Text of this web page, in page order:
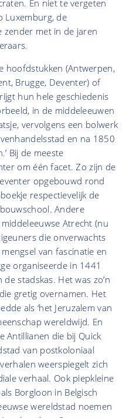
En niet te vergeten
Luxemburg, de
zender met in de jaren
hoofdstukken (Antwerpen,
Brugge, Deventer) of
hun hele geschiedenis
in de middeleeuwen
vervolgens een bolwerk
en na 1850
Bij de meeste
om één facet. Zo zijn de
opgebouwd rond
respectievelijk de
Andere
Atrecht (nu
die onverwachts
van fascinatie en
organiseerde in 1441
stadskas. Het was zo’n
gretig overnamen. Het
als ‘het Jeruzalem van
wereldwijd. En
Antillianen die bij Quick
van postkoloniaal
weerspiegelt zich
verhaal. Ook piepkleine
Borgloon in Belgisch
wereldstad noemen